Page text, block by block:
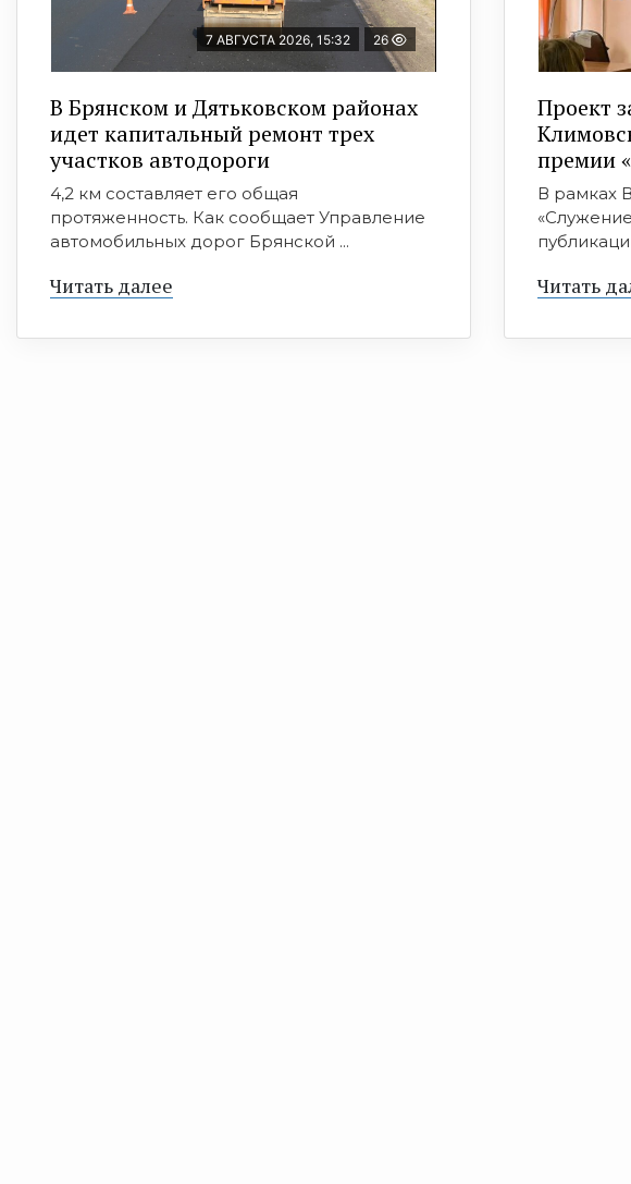
7 АВГУСТА 2026, 15:32 26
В Брянском и Дятьковском районах
идет капитальный ремонт трех
участков автодороги
4,2 км составляет его общая
протяженность. Как сообщает Управление
автомобильных дорог Брянской ...
Читать далее
Проект
премии
В рамках
Читать